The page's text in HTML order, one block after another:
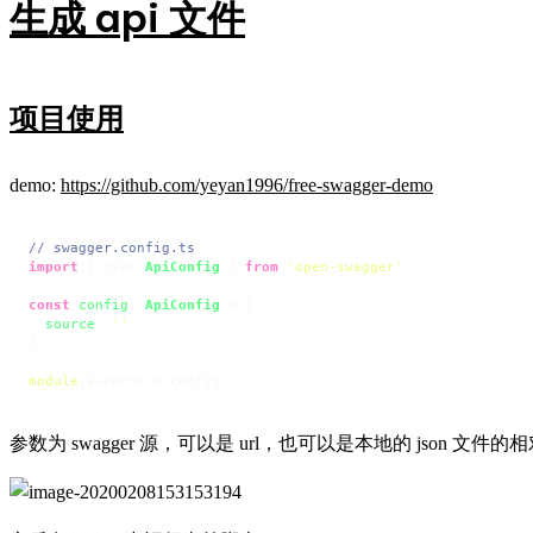
生成 api 文件
项目使用
demo: https://github.com/yeyan1996/free-swagger-demo
// swagger.config.ts
import
ApiConfig from 'open-swagger'
const config ApiConfig
source
''
module
参数为 swagger 源，可以是 url，也可以是本地的 json 文件的